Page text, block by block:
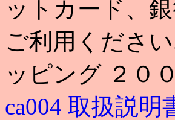
ットカード、
ご利用くださ
ッピング ２０
ca004 取扱説明